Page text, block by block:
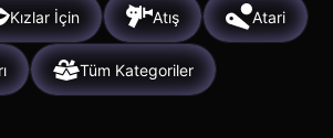
Kızlar İçin Atış Atari
Tüm Kategoriler